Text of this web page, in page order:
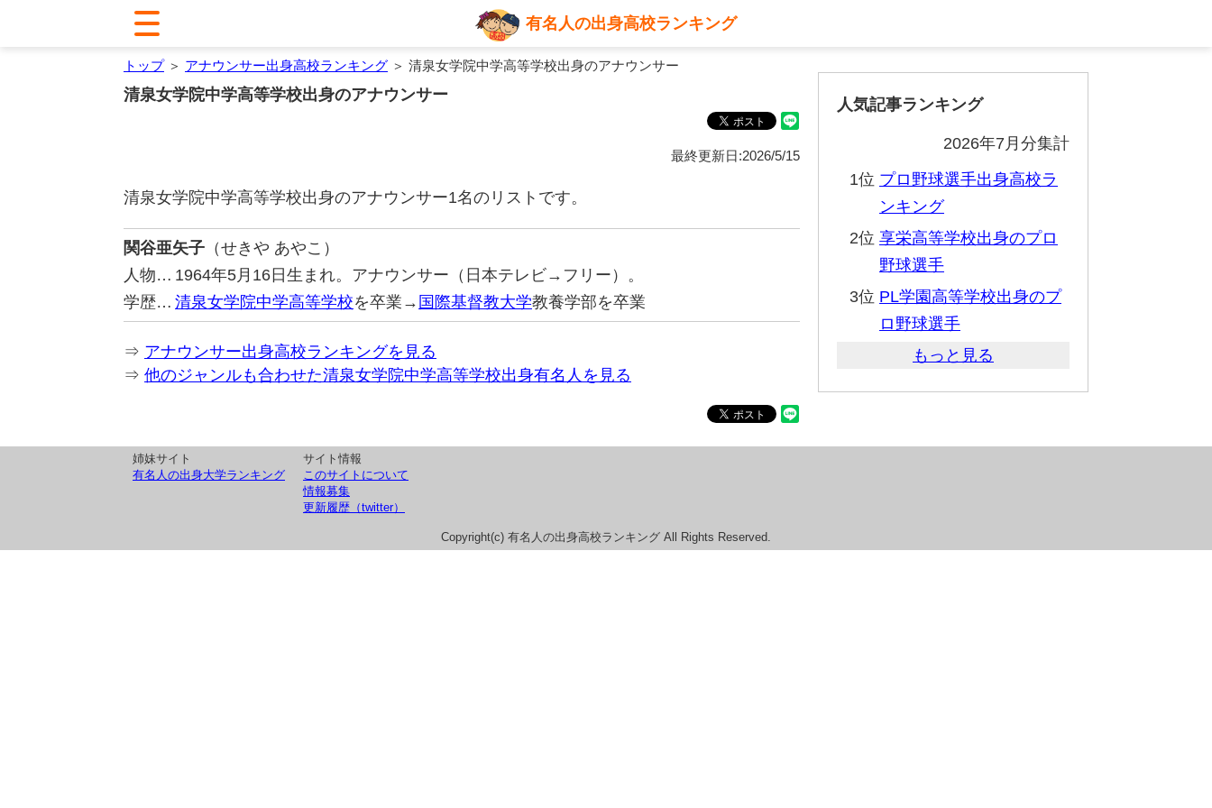
有名人の出身高校ランキング
トップ＞ アナウンサー出身高校ランキング ＞ 清泉女学院中学高等学校出身のアナウンサー
清泉女学院中学高等学校出身のアナウンサー
最終更新日:2026/5/15
清泉女学院中学高等学校出身のアナウンサー1名のリストです。
関谷亜矢子 （せきや あやこ）
人物… 1964年5月16日生まれ。アナウンサー（日本テレビ→フリー）。
学歴… 清泉女学院中学高等学校を卒業→ 国際基督教大学教養学部を卒業
⇒ アナウンサー出身高校ランキングを見る
⇒ 他のジャンルも合わせた清泉女学院中学高等学校出身有名人を見る
人気記事ランキング
2026年7月分集計
1位 プロ野球選手出身高校ラ
ンキング
2位 享栄高等学校出身のプロ
野球選手
3位 PL学園高等学校出身のプ
ロ野球選手
もっと見る
姉妹サイト
有名人の出身大学ランキング
サイト情報
このサイトについて
情報募集
更新履歴（twitter）
Copyright(c) 有名人の出身高校ランキング All Rights Reserved.